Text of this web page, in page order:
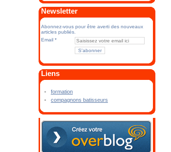
Newsletter
Abonnez-vous pour être averti des nouveaux
articles publiés.
Email
Liens
formation
compagnons batisseurs